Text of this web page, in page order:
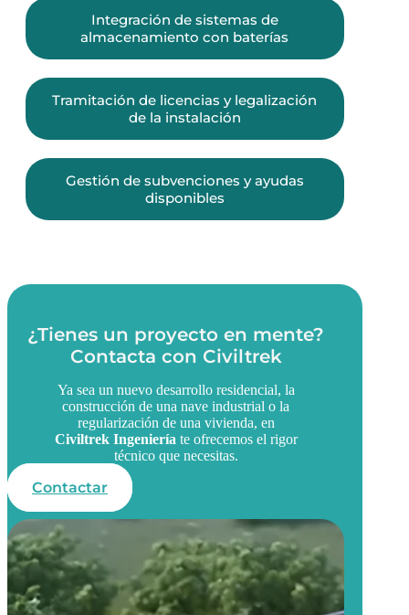
Integración de sistemas de
almacenamiento con baterías
Tramitación de licencias y legalización
de la instalación
Gestión de subvenciones y ayudas
disponibles
¿Tienes un proyecto en mente?
Contacta con Civiltrek
Ya sea un nuevo desarrollo residencial, la
construcción de una nave industrial o la
regularización de una vivienda, en
Civiltrek Ingeniería te ofrecemos el rigor
técnico que necesitas.
Contactar